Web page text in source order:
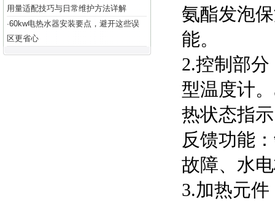
用量适配技巧与日常维护方法详解
·60kw电热水器安装要点，避开这些误
区更省心
氨酯发泡
能。
2.控制部
型温度计
热状态指
反馈功能
故障、水
3.加热元